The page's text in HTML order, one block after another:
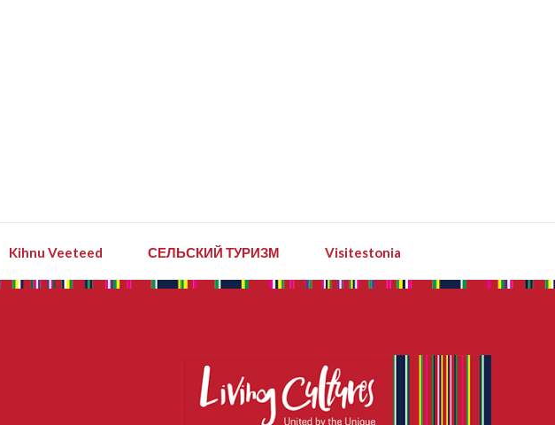
Kihnu Veeteed СЕЛЬСКИЙ ТУРИЗМ Visitestonia